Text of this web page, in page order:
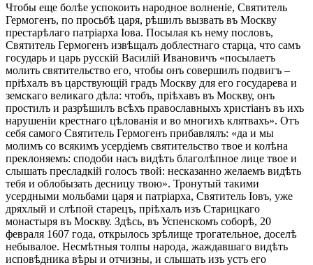
Чтобы еще болѣе успокоить народное волненіе, Святитель
Гермогенъ, по просьбѣ царя, рѣшилъ вызвать въ Москву
престарѣлаго патріарха Іова. Посылая къ нему пословъ,
Святитель Гермогенъ извѣщалъ доблестнаго старца, что самъ
государь и царь русскій Василій Ивановичъ «посылаетъ
молить святительство его, чтобы онъ совершилъ подвигъ –
пріѣхалъ въ царствующій градъ Москву для его государева и
земскаго великаго дѣла: чтобъ, пріѣхавъ въ Москву, онъ
простилъ и разрѣшилъ всѣхъ православныхъ христіанъ въ ихъ
нарушеніи крестнаго цѣлованія и во многихъ клятвахъ». Отъ
себя самого Святитель Гермогенъ прибавлялъ: «да и мы
молимъ со всякимъ усердіемъ святительство твое и колѣна
преклоняемъ: сподоби насъ видѣть благолѣпное лице твое и
слышать пресладкій голосъ твой: несказанно желаемъ видѣть
тебя и облобызать десницу твою». Тронутый такими
усердными мольбами царя и патріарха, Святитель Іовъ, уже
дряхлый и слѣпой старецъ, пріѣхалъ изъ Старицкаго
монастыря въ Москву. Здѣсь, въ Успенскомъ соборѣ, 20
февраля 1607 года, открылось зрѣлище трогательное, доселѣ
небывалое. Несмѣтныя толпы народа, жаждавшаго видѣть
исповѣдника вѣры и отчизны, и слышать изъ устъ его